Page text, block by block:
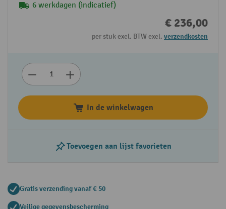
6 werkdagen (indicatief)
€ 236,00
per stuk excl. BTW excl. verzendkosten
In de winkelwagen
Toevoegen aan lijst favorieten
Gratis verzending vanaf € 50
Veilige gegevensbescherming